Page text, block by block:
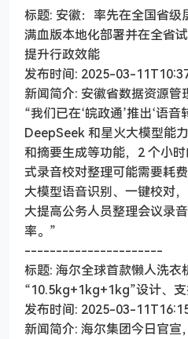
标题: 安徽：率先在全国省
满血版本地化部署并在全省
提升行政效能
发布时间: 2025-03-
新闻简介: 安徽省数据资源管
“我们已在‘皖政通’推出‘语音
DeepSeek 和星火大模型能
和摘要生成等功能，2 个小
式录音校对整理可能需要耗
大模型语音识别、一键校对
大提高公务人员整理会议录
率。”
----------------------
标题: 海尔全球首款懒人洗衣
“10.5kg+1kg+1kg”设计、
发布时间: 2025-03-
新闻简介: 海尔集团今日官